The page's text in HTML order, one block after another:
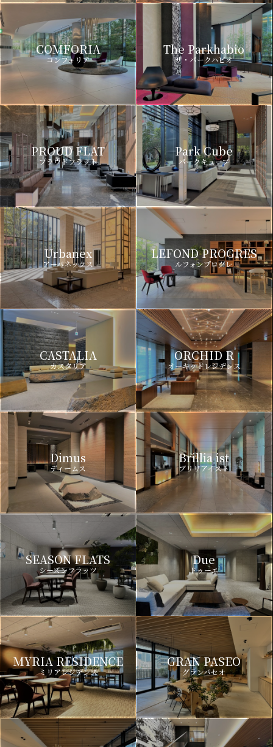
COMFORIA
コンフォリア
The Parkhabio
ザ・パークハビオ
PROUD FLAT
プラウドフラット
Park Cube
パークキューブ
Urbanex
アーバネックス
LEFOND PROGRES
ルフォンプログレ
CASTALIA
カスタリア
ORCHID R
オーキッドレジデンス
Dimus
ディームス
Brillia ist
ブリリアイスト
SEASON FLATS
シーズンフラッツ
Due
ドゥーエ
MYRIA RESIDENCE
ミリアレジデンス
GRAN PASEO
グランパセオ